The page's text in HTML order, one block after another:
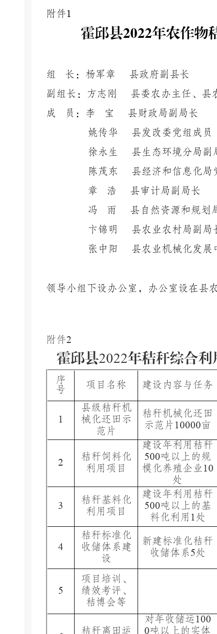
附件1
霍邱县2022年农作物
组 长：杨军章
县政府副县长
副组长：方志刚
县委农办主任、县
成
员：李 宝
县财政局副局长
姚传华
县发改委党组成员
徐永生
县生态环境分局副
陈茂东
县经济和信息化局
章
浩
县审计局副局长
冯
雨
县自然资源和规划
卞锦明
县农业农村局副局
张中阳
县农业机械化发展
领导小组下设办公室，办公室设在县
附件2
霍邱县2022年秸秆综合
序
号
项目名称 建设内容与 任务
1
县级 秸秆机
械化还田示
范片
秸秆机械化还田
示范片 10000亩
2
秸秆饲料化
利用项目
建设年利用 秸秆
500吨以上的规
模化养殖企业10
处
3
秸秆基料化
利用项目
建设年利用秸秆
500吨以上的基
料化利用 1 处
4
秸秆标准化
收储体系建
设
新建标准化秸秆
收储体系5处
5
项目培训、
绩效考评、
秸博会等
秸秆离田运
对年收储运100
0吨以上的实体